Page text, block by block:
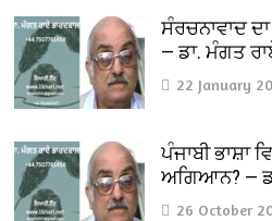
ਸੰਰਚਨਾਵਾਦ
— ਡਾ. ਮੰਗਤ
22 January
ਪੰਜਾਬੀ ਭਾਸ਼ਾ
ਅਗਿਆਨ? —
26 October